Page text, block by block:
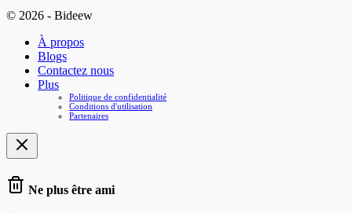
© 2026 - Bideew
À propos
Blogs
Contactez nous
Plus
Politique de confidentialité
Conditions d'utilisation
Partenaires
Ne plus être ami